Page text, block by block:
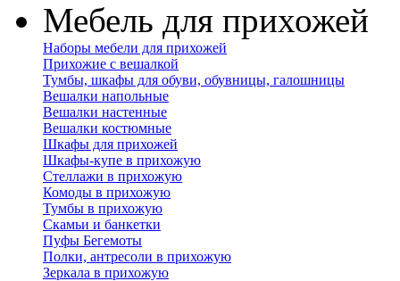
Мебель для прихожей
Наборы мебели для прихожей
Прихожие с вешалкой
Тумбы, шкафы для обуви, обувницы, галошницы
Вешалки напольные
Вешалки настенные
Вешалки костюмные
Шкафы для прихожей
Шкафы-купе в прихожую
Стеллажи в прихожую
Комоды в прихожую
Тумбы в прихожую
Скамьи и банкетки
Пуфы Бегемоты
Полки, антресоли в прихожую
Зеркала в прихожую